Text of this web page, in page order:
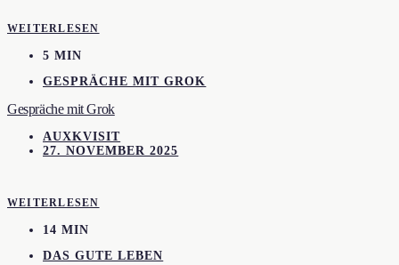
WEITERLESEN
5 MIN
GESPRÄCHE MIT GROK
Gespräche mit Grok
AUXKVISIT
27. NOVEMBER 2025
WEITERLESEN
14 MIN
DAS GUTE LEBEN